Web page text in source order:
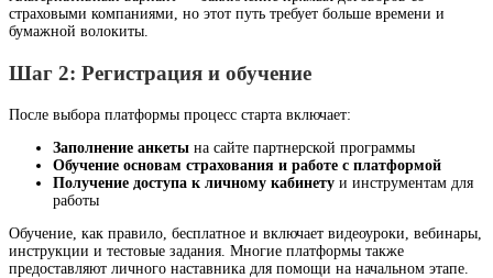
страховыми компаниями, но этот путь требует больше времени и
бумажной волокиты.
Шаг 2: Регистрация и обучение
После выбора платформы процесс старта включает:
Заполнение анкеты на сайте партнерской программы
Обучение основам страхования и работе с платформой
Получение доступа к личному кабинету и инструментам для
работы
Обучение, как правило, бесплатное и включает видеоуроки, вебинары,
инструкции и тестовые задания. Многие платформы также
предоставляют личного наставника для помощи на начальном этапе.